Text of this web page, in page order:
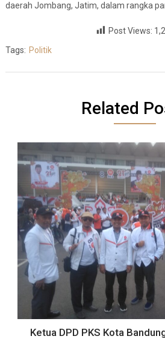
daerah Jombang, Jatim, dalam rangka
Post Views:
Tags: Politik
Related
Ketua DPD PKS Kota